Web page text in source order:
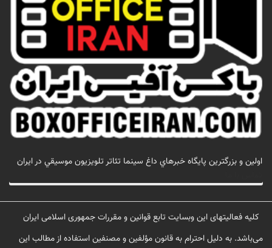
اولين و بزرگترين پايگاه خبرهاي داغ سينما تئاتر تلويزيون موسيقي در ايران
کلیه فعالیتهای این وبسایت تابع قوانین و مقررات جمهوری اسلامی ایران
می‌باشد. به دلیل احترام به قانون مؤلفین و مصنفین استفاده از مطالب این